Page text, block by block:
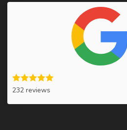
232 reviews